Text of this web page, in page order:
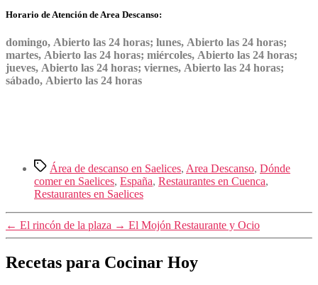
Horario de Atención de Area Descanso:
domingo, Abierto las 24 horas; lunes, Abierto las 24 horas;
martes, Abierto las 24 horas; miércoles, Abierto las 24 horas;
jueves, Abierto las 24 horas; viernes, Abierto las 24 horas;
sábado, Abierto las 24 horas
Etiquetas
Área de descanso en Saelices, Area Descanso, Dónde
comer en Saelices, España, Restaurantes en Cuenca,
Restaurantes en Saelices
← El rincón de la plaza → El Mojón Restaurante y Ocio
Recetas para Cocinar Hoy